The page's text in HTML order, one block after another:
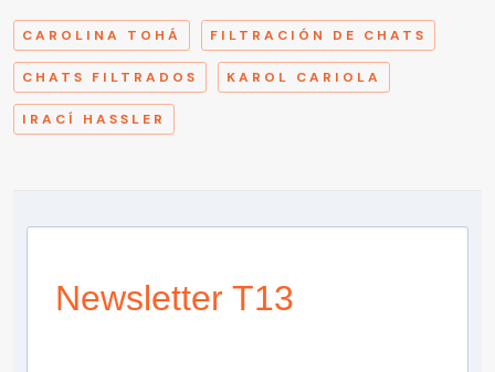
CAROLINA TOHÁ FILTRACIÓN DE CHATS
CHATS FILTRADOS KAROL CARIOLA
IRACÍ HASSLER
Newsletter T13